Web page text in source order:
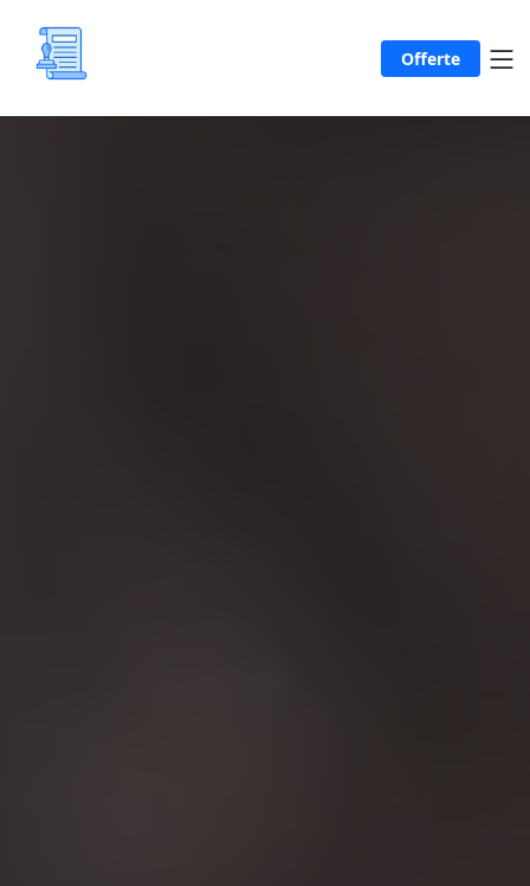
Offerte